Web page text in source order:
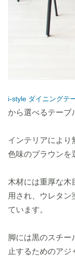
i-style ダイニングテ
から選べるテーブ
インテリアにより
色味のブラウンを
木材には重厚な木
用され、ウレタン
ています。
脚には黒のスチー
止するためのアジ